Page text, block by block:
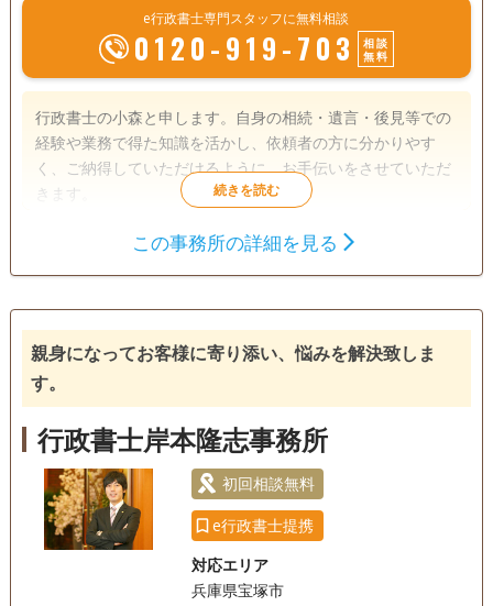
e行政書士専門スタッフに無料相談
0120-919-703
相談
無料
行政書士の小森と申します。自身の相続・遺言・後見等での
経験や業務で得た知識を活かし、依頼者の方に分かりやす
く、ご納得していただけるように、お手伝いをさせていただ
きます。
遺産分割
戸籍収集
相続人調査
電話相談可
18時以降相談可 事務所面談可
この事務所の詳細を見る
親身になってお客様に寄り添い、悩みを解決致しま
す。
行政書士岸本隆志事務所
初回相談無料
e行政書士提携
対応エリア
兵庫県宝塚市